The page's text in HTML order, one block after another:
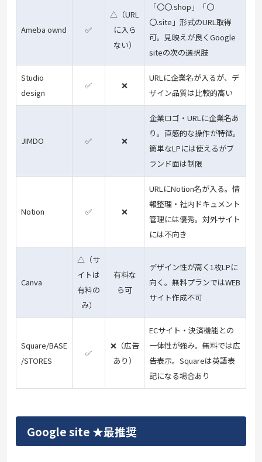
Ameba ownd ✅
△（URL
に入ら
ない）
「〇〇.shop」「〇
〇.site」形式のURL取得
可。見映えが良くGoogle
siteの次の選択肢
Studio
design
✅ ❌
URLに企業名が入るが、デ
ザイン品質は比較的高い
JIMDO ✅ ❌
企業ロゴ・URLに企業名あ
り。直感的な操作が特徴。
簡単なLPには使えるがブ
ランド面は制限
Notion ✅ ❌
URLにNotion名が入る。情
報整理・社内ドキュメント
管理には優秀。対外サイト
には不向き
Canva
△（サ
イトは
有料の
み）
有料な
ら可
デザイン性が高く1枚LPに
向く。無料プランではWEB
サイト作成不可
Square/BASE
/STORES
✅
❌（広告
あり）
ECサイト・決済機能との
一体性が強み。無料では広
告表示。Squareは英語表
記になる場合あり
Google site ★最推奨